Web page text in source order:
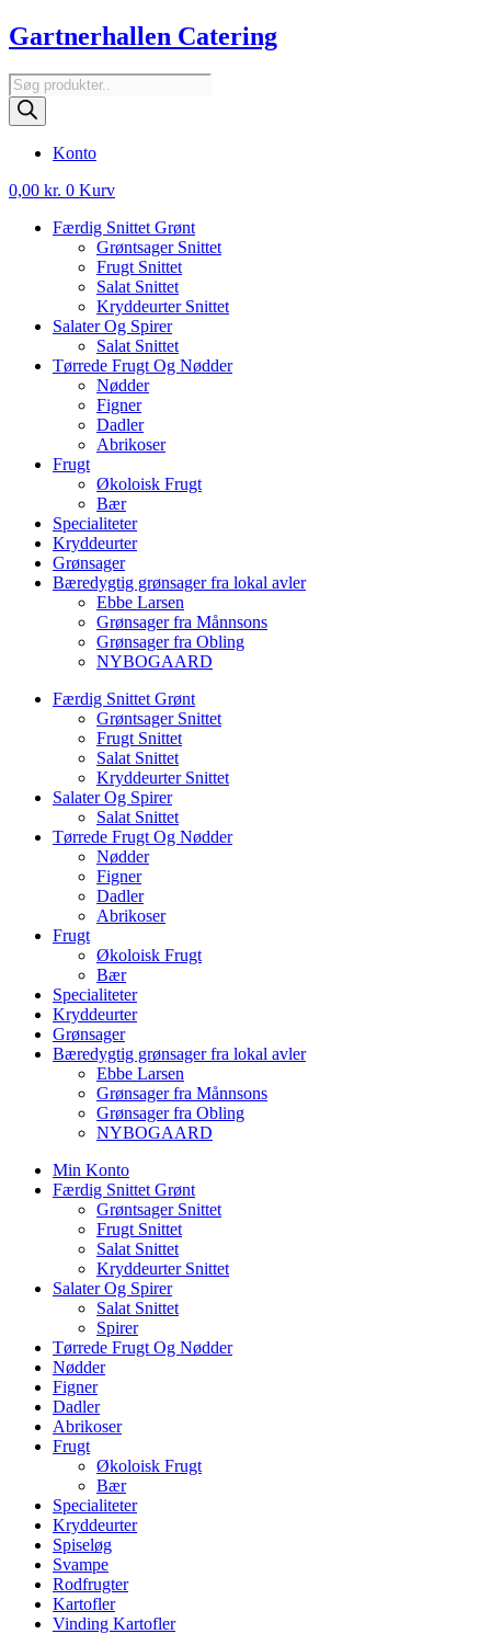
Videre
til
indhold
Gartnerhallen Catering
Products
search
Konto
0,00 kr. 0 Kurv
Færdig Snittet Grønt
Grøntsager Snittet
Frugt Snittet
Salat Snittet
Kryddeurter Snittet
Salater Og Spirer
Salat Snittet
Tørrede Frugt Og Nødder
Nødder
Figner
Dadler
Abrikoser
Frugt
Økoloisk Frugt
Bær
Specialiteter
Kryddeurter
Grønsager
Bæredygtig grønsager fra lokal avler
Ebbe Larsen
Grønsager fra Månnsons
Grønsager fra Obling
NYBOGAARD
Færdig Snittet Grønt
Grøntsager Snittet
Frugt Snittet
Salat Snittet
Kryddeurter Snittet
Salater Og Spirer
Salat Snittet
Tørrede Frugt Og Nødder
Nødder
Figner
Dadler
Abrikoser
Frugt
Økoloisk Frugt
Bær
Specialiteter
Kryddeurter
Grønsager
Bæredygtig grønsager fra lokal avler
Ebbe Larsen
Grønsager fra Månnsons
Grønsager fra Obling
NYBOGAARD
Min Konto
Færdig Snittet Grønt
Grøntsager Snittet
Frugt Snittet
Salat Snittet
Kryddeurter Snittet
Salater Og Spirer
Salat Snittet
Spirer
Tørrede Frugt Og Nødder
Nødder
Figner
Dadler
Abrikoser
Frugt
Økoloisk Frugt
Bær
Specialiteter
Kryddeurter
Spiseløg
Svampe
Rodfrugter
Kartofler
Vinding Kartofler